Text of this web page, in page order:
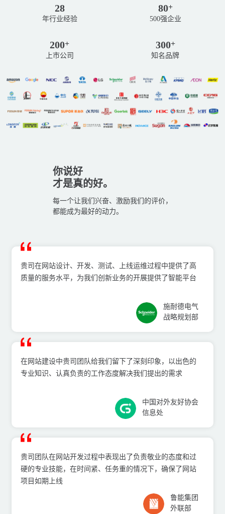
28
年行业经验
80+
500强企业
200+
上市公司
300+
知名品牌
你说好
才是真的好。
每一个让我们兴奋、激励我们的评价，
都能成为最好的动力。
贵司在⽹站设计、开发、测试、上线运维过程中提供了⾼
质量的服务⽔平，为我们创新业务的开展提供了智能平台
施耐德电⽓
战略规划部
在⽹站建设中贵司团队给我们留下了深刻印象，以出⾊的
专业知识、认真负责的⼯作态度解决我们提出的需求
中国对外友好协会
信息处
贵司团队在⽹站开发过程中表现出了负责敬业的态度和过
硬的专业技能，在时间紧、任务重的情况下，确保了⽹站
项⽬如期上线
鲁能集团
外联部